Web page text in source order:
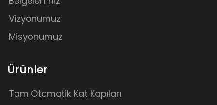
Vizyonumuz
Misyonumuz
Ürünler
Tam Otomatik Kat Kapıları